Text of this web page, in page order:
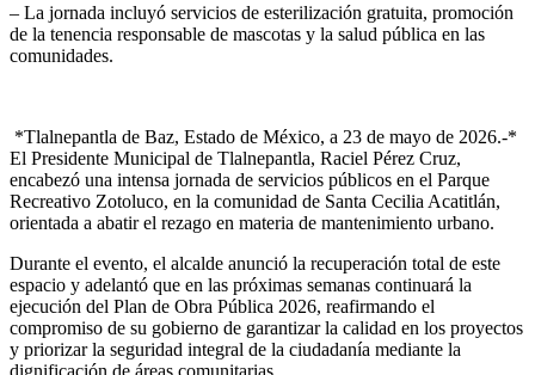
– La jornada incluyó servicios de esterilización gratuita, promoción
de la tenencia responsable de mascotas y la salud pública en las
comunidades.
​ *Tlalnepantla de Baz, Estado de México, a 23 de mayo de 2026.-* ​
El Presidente Municipal de Tlalnepantla, Raciel Pérez Cruz,
encabezó una intensa jornada de servicios públicos en el Parque
Recreativo Zotoluco, en la comunidad de Santa Cecilia Acatitlán,
orientada a abatir el rezago en materia de mantenimiento urbano.
Durante el evento, el alcalde anunció la recuperación total de este
espacio y adelantó que en las próximas semanas continuará la
ejecución del Plan de Obra Pública 2026, reafirmando el
compromiso de su gobierno de garantizar la calidad en los proyectos
y priorizar la seguridad integral de la ciudadanía mediante la
dignificación de áreas comunitarias.